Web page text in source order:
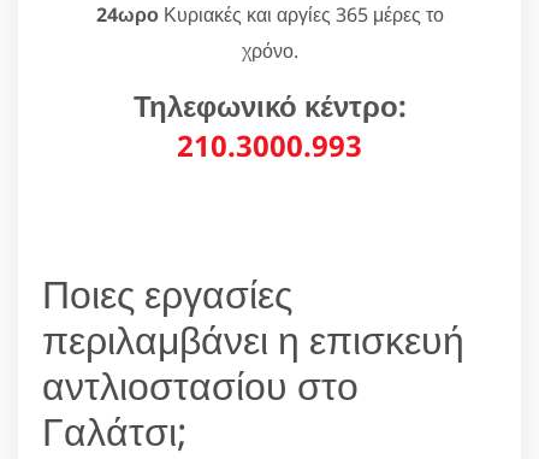
24ωροΚυριακές και αργίες 365 μέρες το
χρόνο.
Τηλεφωνικό κέντρο:
210.3000.993
Ποιες εργασίες
περιλαμβάνει η επισκευή
αντλιοστασίου στο
Γαλάτσι;